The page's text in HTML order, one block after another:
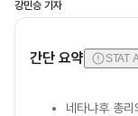
강민승 기자
간단 요약 STAT
네타냐후 총